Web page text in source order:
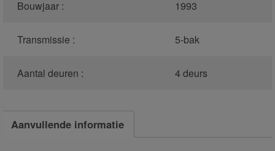
Bouwjaar : 1993
Transmissie : 5-bak
Aantal deuren : 4 deurs
Aanvullende informatie